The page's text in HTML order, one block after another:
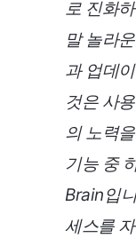
로 진화
말 놀라
과 업데
것은 사
의 노력
기능 중
Brain입
세스를